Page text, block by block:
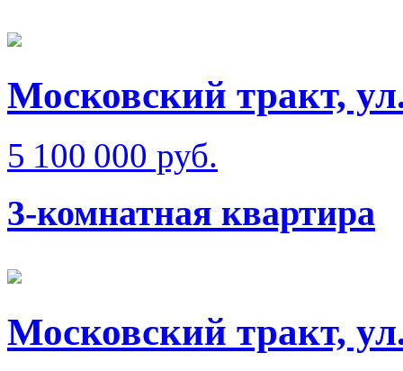
Московский тракт,
5 100 000 руб.
3-комнатная квартира
Московский тракт,